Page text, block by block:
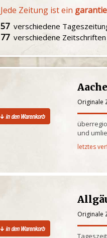
Jede Zeitung ist ein
57verschiedene
77verschiedene Zeitschriften
Originale
und
letztes
Originale